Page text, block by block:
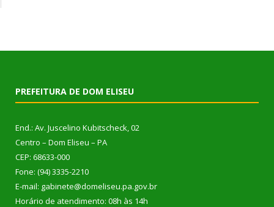
PREFEITURA DE DOM ELISEU
End.: Av. Juscelino Kubitscheck, 02
Centro – Dom Eliseu – PA
CEP: 68633-000
Fone: (94) 3335-2210
E-mail: gabinete@domeliseu.pa.gov.br
Horário de atendimento: 08h às 14h